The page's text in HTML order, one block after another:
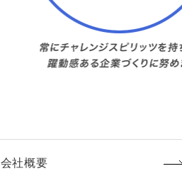
会社概要